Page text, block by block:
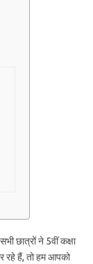
छात्रों ने 5वीं कक्षा
रहे हैं, तो हम आपको